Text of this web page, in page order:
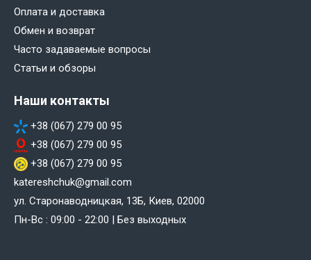
Оплата и доставка
Обмен и возврат
Часто задаваемые вопросы
Статьи и обзоры
Наши контакты
+38 (067) 279 00 95
+38 (067) 279 00 95
+38 (067) 279 00 95
katereshchuk@gmail.com
ул. Старонаводницкая, 13Б, Киев, 02000
Пн-Вс : 09:00 - 22:00 | Без выходных